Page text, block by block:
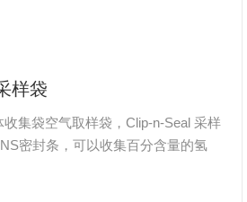
样袋
集袋空气取样袋，Clip-n-Seal 采样
密封条，可以收集百分含量的氢
氮（N2），甲烷（CH4），一氧化
（CO2），工业气体，石油化工气